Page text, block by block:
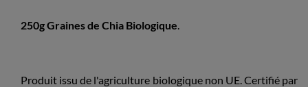
250g Graines de Chia Biologique.
Produit issu de l'agriculture biologique non UE. Certifié par